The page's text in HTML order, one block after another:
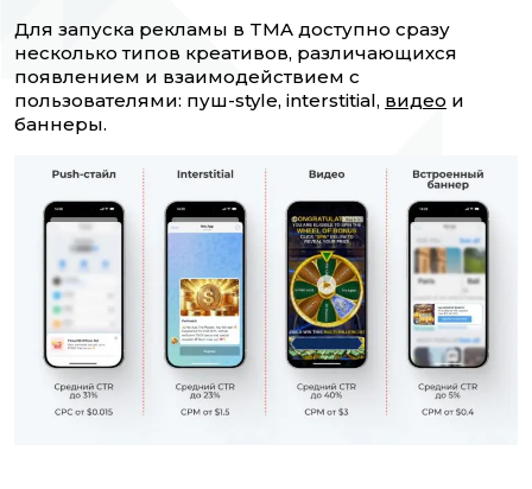
Для запуска рекламы в TMA доступно сразу
несколько типов креативов, различающихся
появлением и взаимодействием с
пользователями: пуш-style, interstitial, видео и
баннеры.